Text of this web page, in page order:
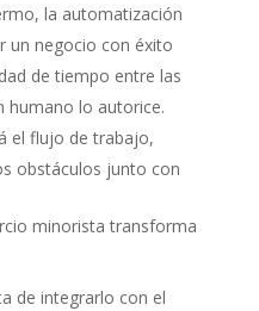
la automatización
un negocio con éxito
de tiempo entre las
humano lo autorice.
el flujo de trabajo,
obstáculos junto con
minorista transforma
de integrarlo con el